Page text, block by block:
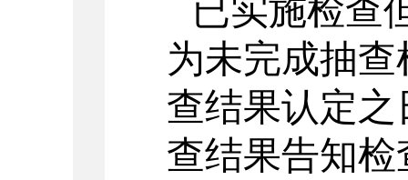
已实施检查
为未完成抽
查结果认定之
查结果告知